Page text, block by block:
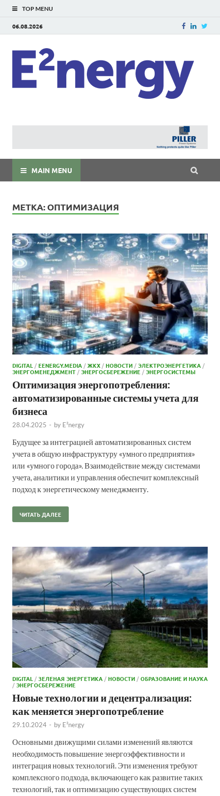
TOP MENU
06.08.2026
MAIN MENU
МЕТКА: ОПТИМИЗАЦИЯ
DIGITAL /EENERGY.MEDIA /ЖКХ /НОВОСТИ /ЭЛЕКТРОЭНЕРГЕТИКА /
ЭНЕРГОМЕНЕДЖМЕНТ /ЭНЕРГОСБЕРЕЖЕНИЕ /ЭНЕРГОСИСТЕМЫ
Оптимизация энергопотребления:
автоматизированные системы учета для
бизнеса
28.04.2025 - by E²nergy
Будущее за интеграцией автоматизированных систем
учета в общую инфраструктуру «умного предприятия»
или «умного города». Взаимодействие между системами
учета, аналитики и управления обеспечит комплексный
подход к энергетическому менеджменту.
ЧИТАТЬ ДАЛЕЕ
DIGITAL /ЗЕЛЕНАЯ ЭНЕРГЕТИКА /НОВОСТИ /ОБРАЗОВАНИЕ И НАУКА
/ЭНЕРГОСБЕРЕЖЕНИЕ
Новые технологии и децентрализация:
как меняется энергопотребление
29.10.2024 - by E²nergy
Основными движущими силами изменений являются
необходимость повышение энергоэффективности и
интеграция новых технологий. Эти изменения требуют
комплексного подхода, включающего как развитие таких
технологий, так и оптимизацию существующих систем